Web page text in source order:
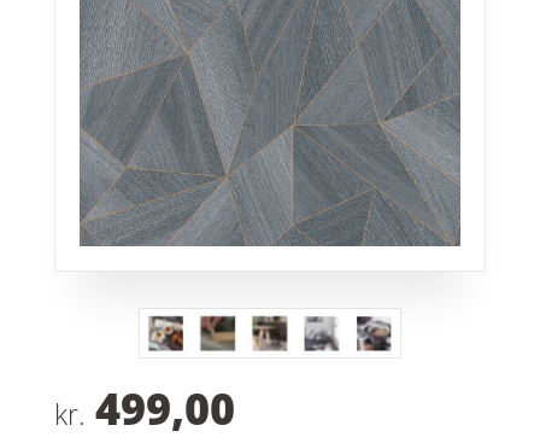
kr. 499,00